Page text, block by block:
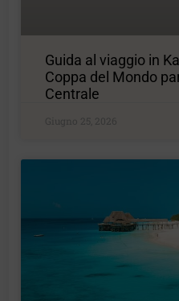
Guida al viaggio in
Coppa del Mondo
Centrale
Giugno 25, 2026